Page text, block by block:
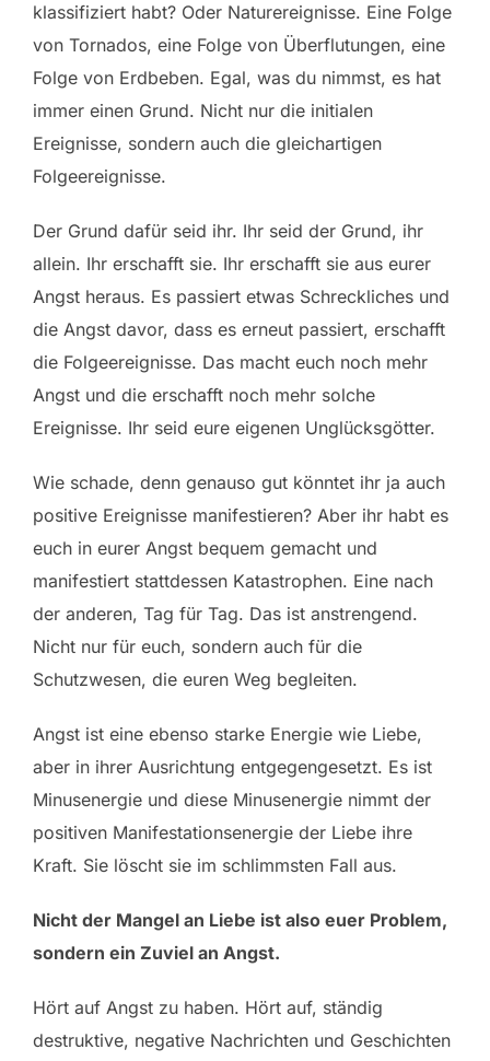
klassifiziert habt? Oder Naturereignisse. Eine Folge
von Tornados, eine Folge von Überflutungen, eine
Folge von Erdbeben. Egal, was du nimmst, es hat
immer einen Grund. Nicht nur die initialen
Ereignisse, sondern auch die gleichartigen
Folgeereignisse.
Der Grund dafür seid ihr. Ihr seid der Grund, ihr
allein. Ihr erschafft sie. Ihr erschafft sie aus eurer
Angst heraus. Es passiert etwas Schreckliches und
die Angst davor, dass es erneut passiert, erschafft
die Folgeereignisse. Das macht euch noch mehr
Angst und die erschafft noch mehr solche
Ereignisse. Ihr seid eure eigenen Unglücksgötter.
Wie schade, denn genauso gut könntet ihr ja auch
positive Ereignisse manifestieren? Aber ihr habt es
euch in eurer Angst bequem gemacht und
manifestiert stattdessen Katastrophen. Eine nach
der anderen, Tag für Tag. Das ist anstrengend.
Nicht nur für euch, sondern auch für die
Schutzwesen, die euren Weg begleiten.
Angst ist eine ebenso starke Energie wie Liebe,
aber in ihrer Ausrichtung entgegengesetzt. Es ist
Minusenergie und diese Minusenergie nimmt der
positiven Manifestationsenergie der Liebe ihre
Kraft. Sie löscht sie im schlimmsten Fall aus.
Nicht der Mangel an Liebe ist also euer Problem,
sondern ein Zuviel an Angst.
Hört auf Angst zu haben. Hört auf, ständig
destruktive, negative Nachrichten und Geschichten